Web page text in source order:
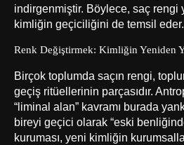
indirgenmiştir. Böylece, saç rengi
kimliğin geçiciliğini de temsil eder.
Renk Değiştirmek: Kimliğin Yeniden
Birçok toplumda saçın rengi,
geçiş ritüellerinin parçasıdır.
“liminal alan” kavramı burada
bireyi geçici olarak “eski
kuruması, yeni kimliğin